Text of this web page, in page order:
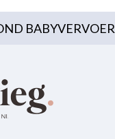
BABYVERVOER